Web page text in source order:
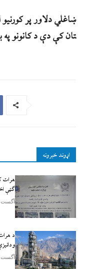
ښاغليدلاورپرکورنیو
تانکېدېدکانونوپه
اړوند خبرونه
هرات
ګټې
آگست 9, 2026
د
آگست 8, 2026